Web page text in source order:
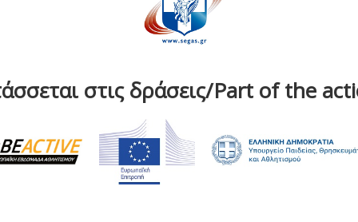
στις δράσεις/Part of the